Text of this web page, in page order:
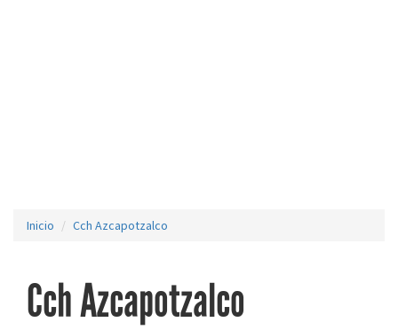
Inicio Cch Azcapotzalco
Cch Azcapotzalco